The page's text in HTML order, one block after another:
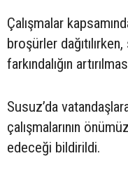
Çalışmalar
broşürler
farkındalığın
Susuz’da
çalışmalarının
edeceği bildirildi.